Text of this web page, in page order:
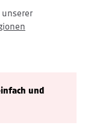
unserer
und